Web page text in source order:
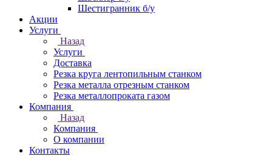
Шестигранник б/у
Акции
Услуги
Назад
Услуги
Доставка
Резка круга лентопильным станком
Резка металла отрезным станком
Резка металлопроката газом
Компания
Назад
Компания
О компании
Контакты